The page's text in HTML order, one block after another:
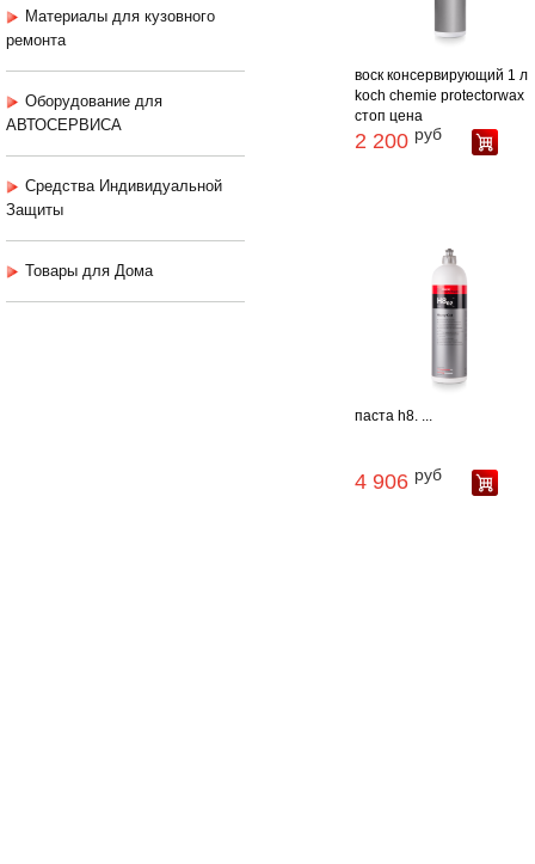
Материалы для кузовного
ремонта
Оборудование для
АВТОСЕРВИСА
Средства Индивидуальной
Защиты
Товары для Дома
воск консервирующий 1 л
koch chemie protectorwax
стоп цена
2 200 руб
паста h8. ...
4 906 руб